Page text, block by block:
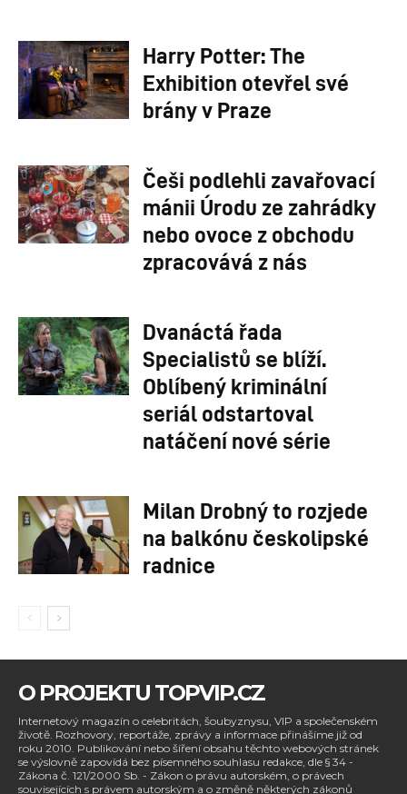
Harry Potter: The
Exhibition otevřel své
brány v Praze
Češi podlehli zavařovací
mánii Úrodu ze zahrádky
nebo ovoce z obchodu
zpracovává z nás
Dvanáctá řada
Specialistů se blíží.
Oblíbený kriminální
seriál odstartoval
natáčení nové série
Milan Drobný to rozjede
na balkónu českolipské
radnice
O PROJEKTU TOPVIP.CZ
Internetový magazín o celebritách, šoubyznysu, VIP a společenském
životě. Rozhovory, reportáže, zprávy a informace přinášíme již od
roku 2010. Publikování nebo šíření obsahu těchto webových stránek
se výslovně zapovídá bez písemného souhlasu redakce, dle § 34 -
Zákona č. 121/2000 Sb. - Zákon o právu autorském, o právech
souvisejících s právem autorským a o změně některých zákonů